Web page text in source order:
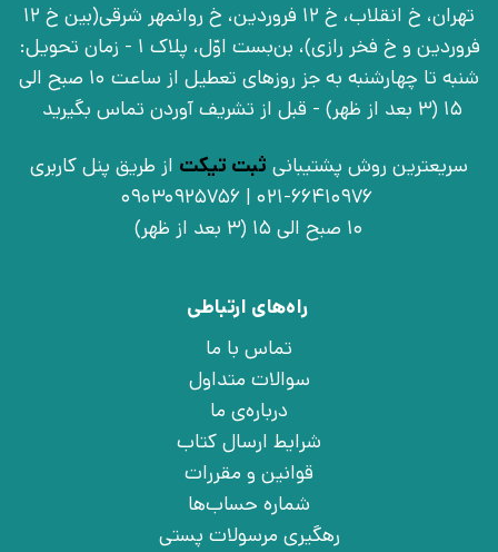
تهران، خ انقلاب، خ 12 فروردین، خ روانمهر شرقی(بین خ 12
فروردین و خ فخر رازی)، بن‌بست اوّل، پلاک 1 - زمان تحویل:
شنبه تا چهارشنبه به جز روزهای تعطیل از ساعت 10 صبح الی
15 (3 بعد از ظهر) - قبل از تشریف آوردن تماس بگیرید
سریعترین روش پشتیبانی ثبت تیکت از طریق پنل کاربری
021-66410976 | 09030925756
10 صبح الی 15 (3 بعد از ظهر)
راه‌های ارتباطی
تماس با ما
سوالات متداول
درباره‌ی ما
شرایط ارسال کتاب
قوانین و مقررات
شماره حساب‌ها
رهگیری مرسولات پستی